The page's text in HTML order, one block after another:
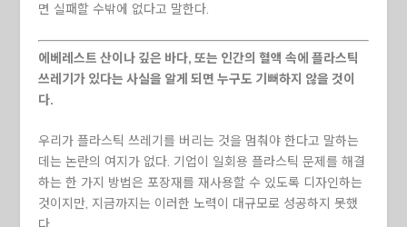
면 실패할 수밖에 없다고 말한다.
에베레스트 산이나 깊은 바다, 또는 인간의 혈액 속에 플라스틱
쓰레기가 있다는 사실을 알게 되면 누구도 기뻐하지 않을 것이
다.
우리가 플라스틱 쓰레기를 버리는 것을 멈춰야 한다고 말하는
데는 논란의 여지가 없다. 기업이 일회용 플라스틱 문제를 해결
하는 한 가지 방법은 포장재를 재사용할 수 있도록 디자인하는
것이지만, 지금까지는 이러한 노력이 대규모로 성공하지 못했